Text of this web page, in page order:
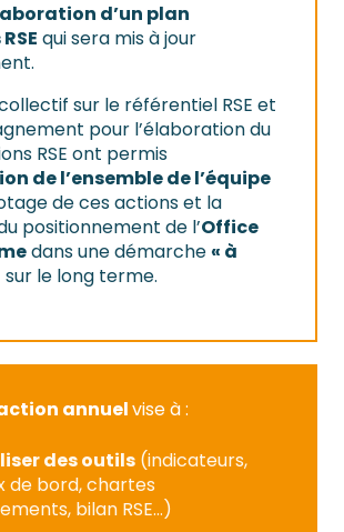
d’un plan
qui sera mis à jour
sur le référentiel RSE et
pour l’élaboration du
RSE ont permis
de l’ensemble de l’équipe
de ces actions et la
positionnement de l’Office
dans une démarche « à
sur le long terme.
annuelvise à :
des outils (indicateurs,
de bord, chartes
bilan RSE…)